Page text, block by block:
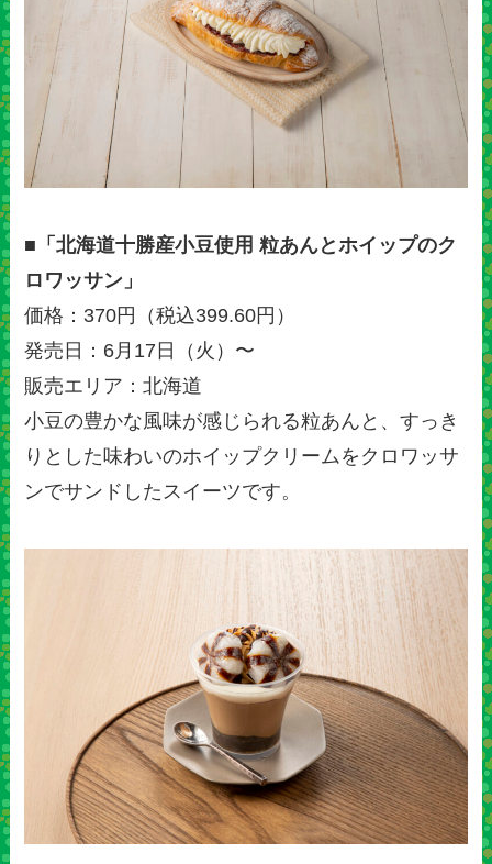
■「北海道十勝産小豆使用 粒あんとホイップのク
ロワッサン」
価格：370円（税込399.60円）
発売日：6月17日（火）〜
販売エリア：北海道
小豆の豊かな風味が感じられる粒あんと、すっき
りとした味わいのホイップクリームをクロワッサ
ンでサンドしたスイーツです。